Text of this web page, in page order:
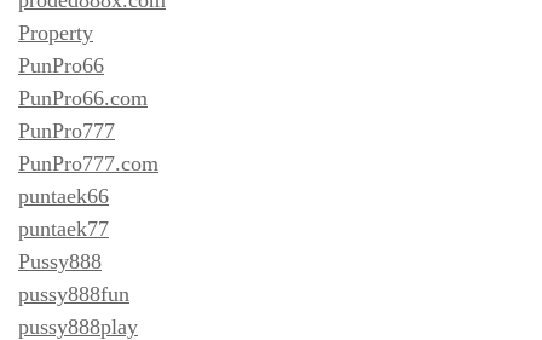
Property
PunPro66
PunPro66.com
PunPro777
PunPro777.com
puntaek66
puntaek77
Pussy888
pussy888fun
pussy888play